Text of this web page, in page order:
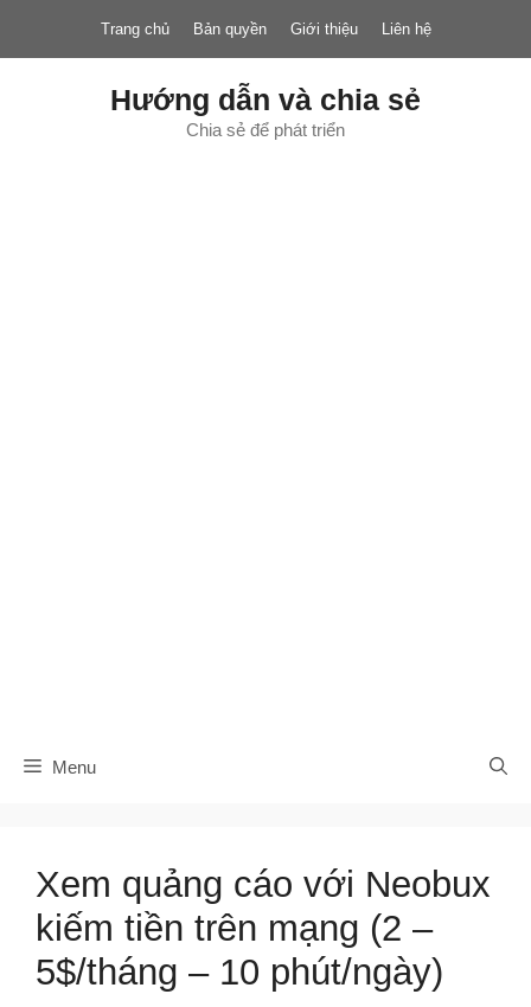
nội
Trang chủ Bản quyền Giới thiệu Liên hệ
Hướng dẫn và chia sẻ
Chia sẻ để phát triển
Menu
Xem quảng cáo với Neobux
kiếm tiền trên mạng (2 –
5$/tháng – 10 phút/ngày)